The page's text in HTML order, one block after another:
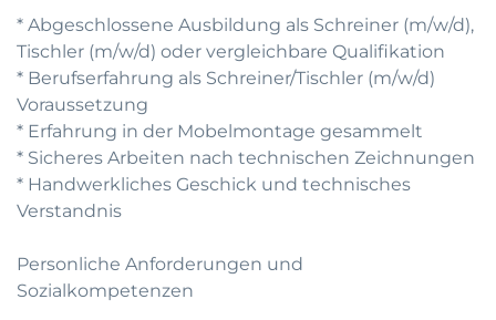
* Abgeschlossene Ausbildung als Schreiner (m/w/d),
Tischler (m/w/d) oder vergleichbare Qualifikation
* Berufserfahrung als Schreiner/Tischler (m/w/d)
Voraussetzung
* Erfahrung in der Mobelmontage gesammelt
* Sicheres Arbeiten nach technischen Zeichnungen
* Handwerkliches Geschick und technisches
Verstandnis
Personliche Anforderungen und
Sozialkompetenzen